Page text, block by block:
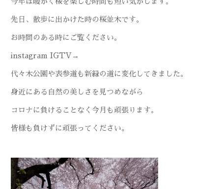
先日、散歩に出かけた時の桜並木です。
お時間のある時にご覧ください。
instagram IGTV→
代々木公園や表参道も新緑の道に変化してきました。
身近にある自然の美しさを見つめながら
コロナに負けることなく今月も頑張ります。
皆様も負けずに頑張ってください。